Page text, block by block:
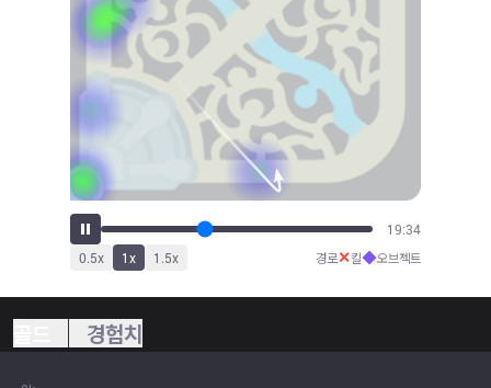
21:34
0.5x 1x 1.5x 경로✕킬◆오브젝트
경험치